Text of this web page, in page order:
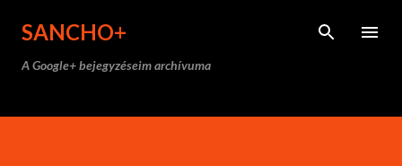
SANCHO+
A Google+ bejegyzéseim archívuma